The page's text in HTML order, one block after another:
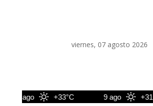
viernes, 07 agosto 2026
8 ago +33°C 9 ago +31°C